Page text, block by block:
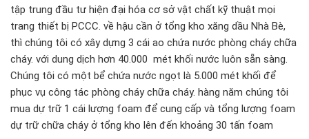
tập trung đầu tư hiện đại hóa cơ sở vật chất kỹ thuật mọi
trang thiết bị PCCC. về hậu cần ở tổng kho xăng dầu Nhà Bè,
thì chúng tôi có xây dựng 3 cái ao chứa nước phòng cháy chữa
cháy. với dung dịch hơn 40.000 mét khối nước luôn sẵn sàng.
Chúng tôi có một bể chứa nước ngọt là 5.000 mét khối để
phục vụ công tác phòng cháy chữa cháy. hàng năm chúng tôi
mua dự trữ 1 cái lượng foam để cung cấp và tổng lượng foam
dự trữ chữa cháy ở tổng kho lên đến khoảng 30 tấn foam